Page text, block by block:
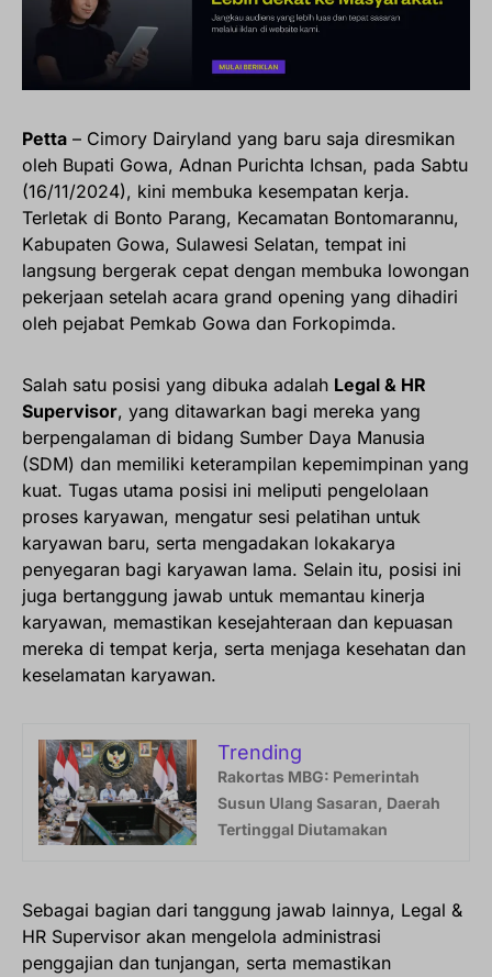
Petta – Cimory Dairyland yang baru saja diresmikan
oleh Bupati Gowa, Adnan Purichta Ichsan, pada Sabtu
(16/11/2024), kini membuka kesempatan kerja.
Terletak di Bonto Parang, Kecamatan Bontomarannu,
Kabupaten Gowa, Sulawesi Selatan, tempat ini
langsung bergerak cepat dengan membuka lowongan
pekerjaan setelah acara grand opening yang dihadiri
oleh pejabat Pemkab Gowa dan Forkopimda.
Salah satu posisi yang dibuka adalah Legal & HR
Supervisor, yang ditawarkan bagi mereka yang
berpengalaman di bidang Sumber Daya Manusia
(SDM) dan memiliki keterampilan kepemimpinan yang
kuat. Tugas utama posisi ini meliputi pengelolaan
proses karyawan, mengatur sesi pelatihan untuk
karyawan baru, serta mengadakan lokakarya
penyegaran bagi karyawan lama. Selain itu, posisi ini
juga bertanggung jawab untuk memantau kinerja
karyawan, memastikan kesejahteraan dan kepuasan
mereka di tempat kerja, serta menjaga kesehatan dan
keselamatan karyawan.
Trending
Rakortas MBG: Pemerintah
Susun Ulang Sasaran, Daerah
Tertinggal Diutamakan
Sebagai bagian dari tanggung jawab lainnya, Legal &
HR Supervisor akan mengelola administrasi
penggajian dan tunjangan, serta memastikan